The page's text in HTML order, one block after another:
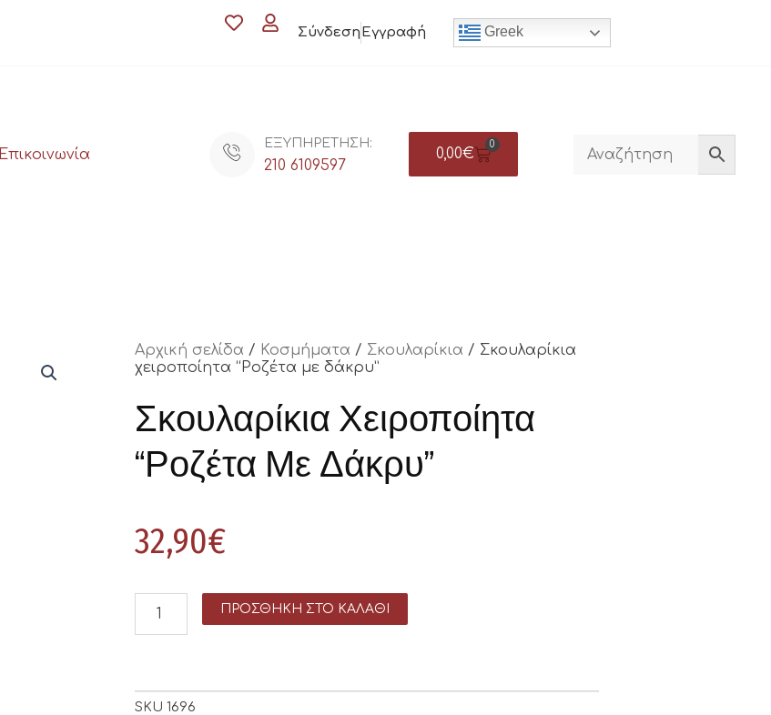
Σύνδεση Εγγραφή Greek
Επικοινωνία
ΕΞΥΠΗΡΕΤΗΣΗ:
210 6109597
0,00€
0
Αρχική σελίδα / Κοσμήματα / Σκουλαρίκια / Σκουλαρίκια
χειροποίητα “Ροζέτα με δάκρυ”
Σκουλαρίκια Χειροποίητα
“Ροζέτα Με Δάκρυ”
32,90€
ΠΡΟΣΘΉΚΗ ΣΤΟ ΚΑΛΆΘΙ
SKU 1696